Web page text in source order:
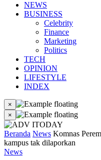
NEWS
BUSINESS
Celebrity
Finance
Marketing
Politics
TECH
OPINION
LIFESTYLE
INDEX
×
×
Beranda News Komnas
kampus tak dilaporkan
News